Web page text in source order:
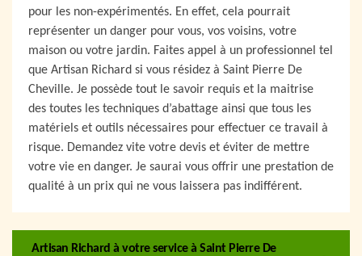
pour les non-expérimentés. En effet, cela pourrait
représenter un danger pour vous, vos voisins, votre
maison ou votre jardin. Faites appel à un professionnel tel
que Artisan Richard si vous résidez à Saint Pierre De
Cheville. Je possède tout le savoir requis et la maitrise
des toutes les techniques d’abattage ainsi que tous les
matériels et outils nécessaires pour effectuer ce travail à
risque. Demandez vite votre devis et éviter de mettre
votre vie en danger. Je saurai vous offrir une prestation de
qualité à un prix qui ne vous laissera pas indifférent.
Artisan Richard à votre service à Saint Pierre De